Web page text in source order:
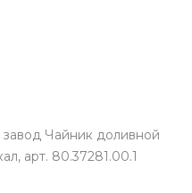
Чайник доливной
арт. 80.37281.00.1